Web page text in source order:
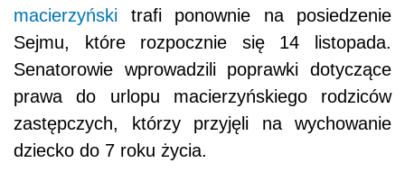
macierzyński trafi ponownie na posiedzenie
Sejmu, które rozpocznie się 14 listopada.
Senatorowie wprowadzili poprawki dotyczące
prawa do urlopu macierzyńskiego rodziców
zastępczych, którzy przyjęli na wychowanie
dziecko do 7 roku życia.